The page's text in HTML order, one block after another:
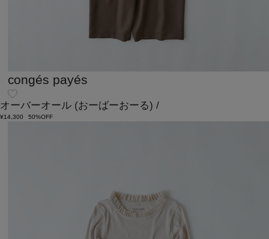
congés payés
オーバーオール (おーばーおーる) /
¥14,300 50%OFF